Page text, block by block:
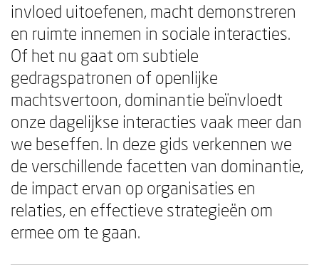
invloed uitoefenen, macht demonstreren
en ruimte innemen in sociale interacties.
Of het nu gaat om subtiele
gedragspatronen of openlijke
machtsvertoon, dominantie beïnvloedt
onze dagelijkse interacties vaak meer dan
we beseffen. In deze gids verkennen we
de verschillende facetten van dominantie,
de impact ervan op organisaties en
relaties, en effectieve strategieën om
ermee om te gaan.